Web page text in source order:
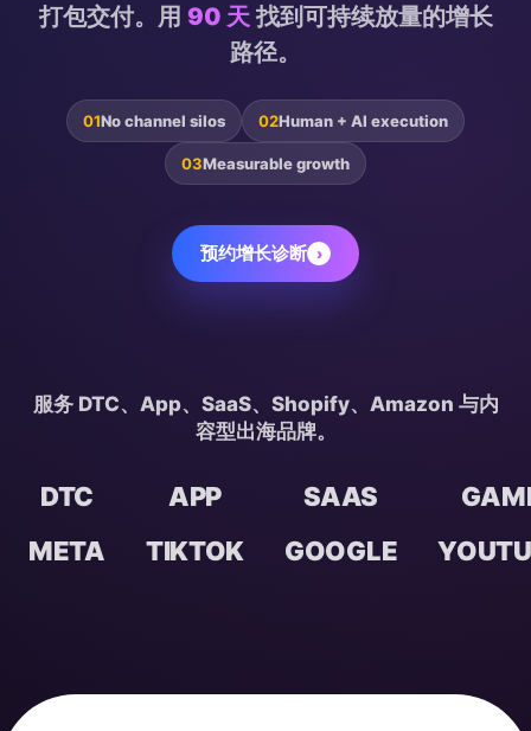
打包交付。用 90 天找到可持续放量的增长
路径。
01No channel silos 02Human + AI execution
03Measurable growth
预约增长诊断 ›
服务 DTC、App、SaaS、Shopify、Amazon 与内
容型出海品牌。
DTC APP SAAS
META
TIKTOK GOOGLE